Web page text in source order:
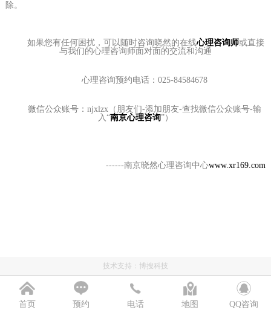
除。
如果您有任何困扰，可以随时咨询晓然的在线心理咨询师或直接
与我们的心理咨询师面对面的交流和沟通
心理咨询预约电话：025-84584678
微信公众账号：njxlzx（朋友们-添加朋友-查找微信公众账号-输
入“南京心理咨询”）
------南京晓然心理咨询中心www.xr169.com
技术支持： 博搜科技
首页 预约 电话 地图 QQ咨询